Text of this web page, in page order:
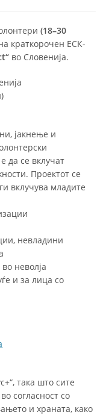
(18–30
краткорочен ЕСК-
во Словенија.
јакнење и
да се вклучат
Проектот се
вклучува младите
невладини
неволја
и за лица со
така што сите
согласност со
и храната, како